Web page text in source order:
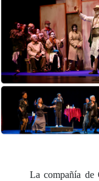
La compañía de